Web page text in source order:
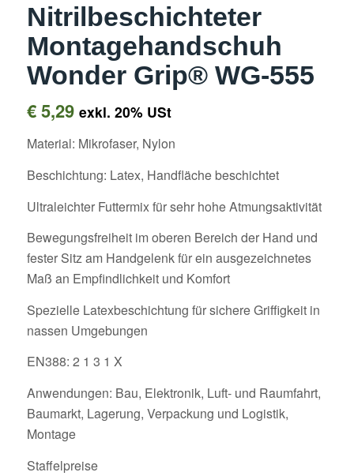
Nitrilbeschichteter
Montagehandschuh
Wonder Grip® WG-555
€5,29 exkl. 20% USt
Material: Mikrofaser, Nylon
Beschichtung: Latex, Handfläche beschichtet
Ultraleichter Futtermix für sehr hohe Atmungsaktivität
Bewegungsfreiheit im oberen Bereich der Hand und
fester Sitz am Handgelenk für ein ausgezeichnetes
Maß an Empfindlichkeit und Komfort
Spezielle Latexbeschichtung für sichere Griffigkeit in
nassen Umgebungen
EN388: 2 1 3 1 X
Anwendungen: Bau, Elektronik, Luft- und Raumfahrt,
Baumarkt, Lagerung, Verpackung und Logistik,
Montage
Staffelpreise